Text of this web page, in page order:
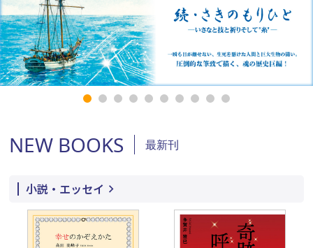
NEW BOOKS 最新刊
小説・エッセイ